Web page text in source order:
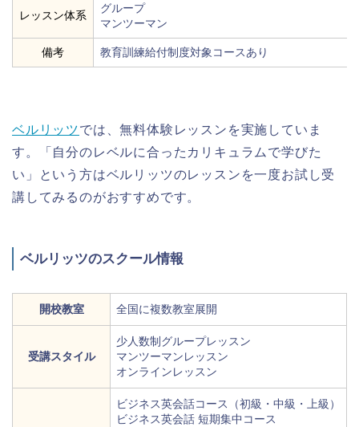
レッスン体系
グループ
マンツーマン
備考 教育訓練給付制度対象コースあり
ベルリッツでは、無料体験レッスンを実施していま
す。「自分のレベルに合ったカリキュラムで学びた
い」という方はベルリッツのレッスンを一度お試し受
講してみるのがおすすめです。
ベルリッツのスクール情報
開校教室 全国に複数教室展開
受講スタイル
少人数制グループレッスン
マンツーマンレッスン
オンラインレッスン
ビジネス英会話コース（初級・中級・上級）
ビジネス英会話 短期集中コース